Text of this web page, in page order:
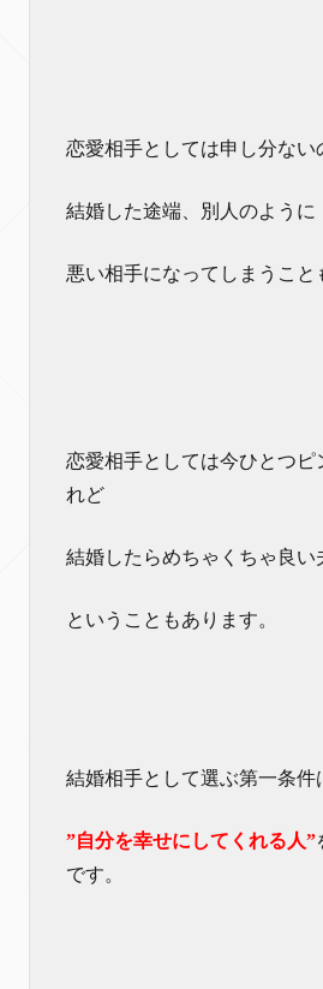
恋愛相手としては申し分ない
結婚した途端、別人のように
悪い相手になってしまうこと
恋愛相手としては今ひとつピ
れど
結婚したらめちゃくちゃ良い
ということもあります。
結婚相手として選ぶ第一条件
”自分を幸せにしてくれる人”
です。